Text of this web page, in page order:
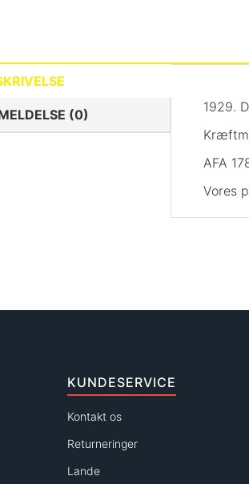
(0)
1929.
AFA
Vores
KUNDESERVICE
Kontakt os
Returneringer
Lande